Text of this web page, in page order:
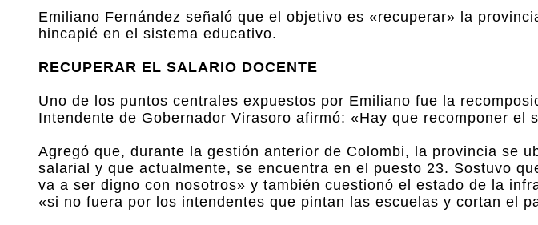
Emiliano Fernández señaló que el objetivo es «recuperar» la
hincapié en el sistema educativo.
RECUPERAR EL SALARIO DOCENTE
Uno de los puntos centrales expuestos por Emiliano fue la
Intendente de Gobernador Virasoro afirmó: «Hay que recomponer el
Agregó que, durante la gestión anterior de Colombi, la provincia se
salarial y que actualmente, se encuentra en el puesto 23. Sostuvo
va a ser digno con nosotros» y también cuestionó el estado de la
«si no fuera por los intendentes que pintan las escuelas y cortan el